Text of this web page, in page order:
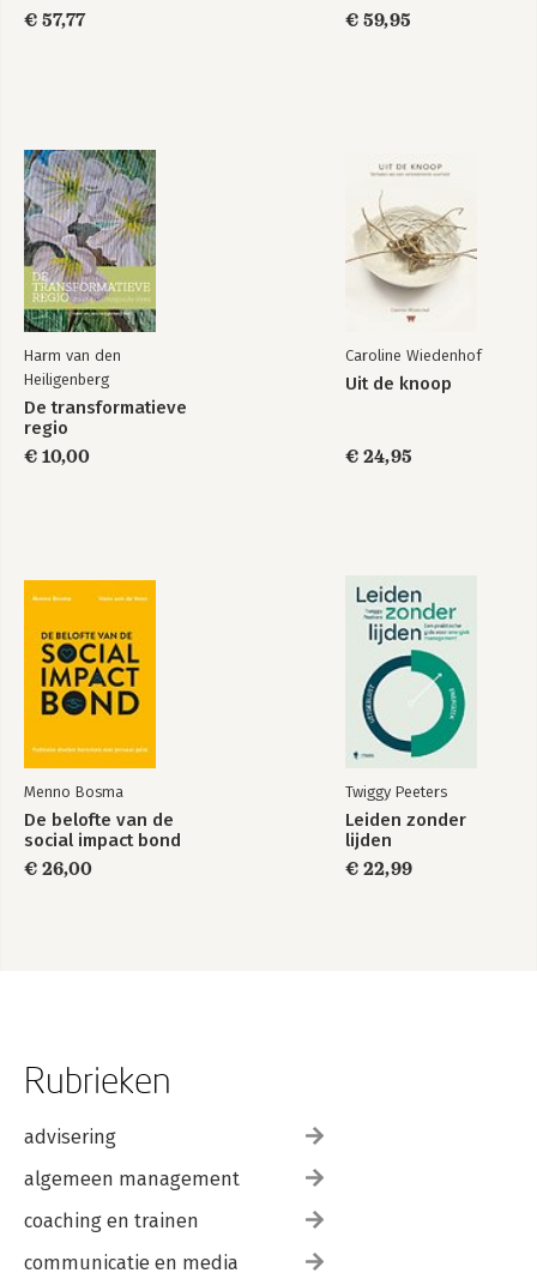
€ 57,77
2024
€ 59,95
Harm van den
Heiligenberg
De transformatieve
regio
€ 10,00
Caroline Wiedenhof
Uit de knoop
€ 24,95
Menno Bosma
De belofte van de
social impact bond
€ 26,00
Twiggy Peeters
Leiden zonder
lijden
€ 22,99
Rubrieken
advisering
algemeen management
coaching en trainen
communicatie en media